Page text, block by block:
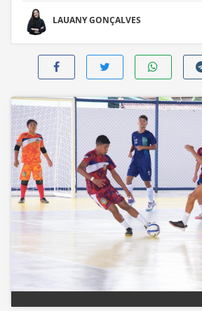
LAUANY GONÇALVES